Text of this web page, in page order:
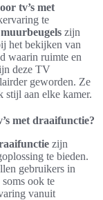
tv’s met
te
zijn
het bekijken van
waarin ruimte en
deze TV
geworden. Ze
stijl aan elke kamer.
met draaifunctie?
zijn
te bieden.
gebruikers in
ook te
vanuit